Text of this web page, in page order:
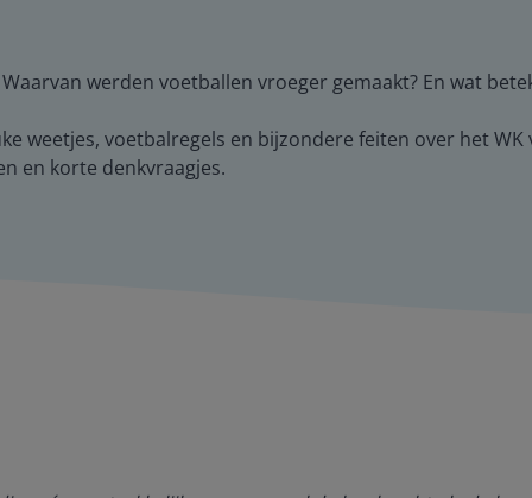
werden voetballen vroeger gemaakt? En wat
weetjes, voetbalregels en bijzondere feiten over het
en korte denkvraagjes.